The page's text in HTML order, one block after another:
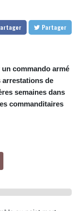
Partager
commando armé
arrestations de
semaines dans
commanditaires